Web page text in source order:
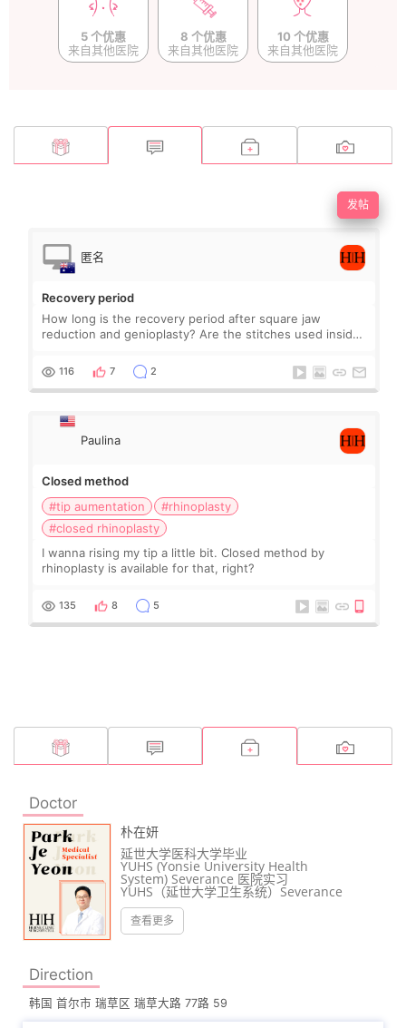
5 个优惠
来自其他医院
8 个优惠
来自其他医院
10 个优惠
来自其他医院
发帖
匿名
Recovery period
How long is the recovery period after square jaw
reduction and genioplasty? Are the stitches used inside
116 7 2
Paulina
Closed method
#tip aumentation
#rhinoplasty
#closed rhinoplasty
I wanna rising my tip a little bit. Closed method by
rhinoplasty is available for that, right?
135 8 5
Doctor
朴在妍
延世大学医科大学毕业
YUHS (Yonsie University Health
System) Severance 医院实习
YUHS（延世大学卫生系统）Severance
医院住院医师（整形外科）
USMLE（美国医师执照考试）考试通过
UPMC（匹兹堡大学医学中心）整形和重
大韩眼睑整形学会会员
大韩隆鼻学会会员
大韩乳房外科学会会员
查看更多
Direction
韩国 首尔市 瑞草区 瑞草大路 77路 59